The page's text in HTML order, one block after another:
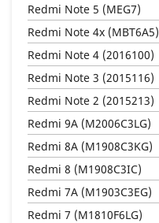
Redmi Note 5 (MEG7)
Redmi Note 4x (MBT6A5)
Redmi Note 4 (2016100)
Redmi Note 3 (2015116)
Redmi Note 2 (2015213)
Redmi 9A (M2006C3LG)
Redmi 8A (M1908C3KG)
Redmi 8 (M1908C3IC)
Redmi 7A (M1903C3EG)
Redmi 7 (M1810F6LG)